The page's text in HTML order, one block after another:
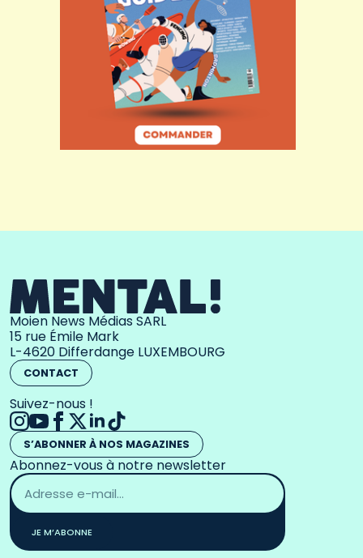
Moien News Médias SARL
15 rue Émile Mark
L-4620 Differdange LUXEMBOURG
CONTACT
Suivez-nous !
S’ABONNER À NOS MAGAZINES
Abonnez-vous à notre newsletter
Adresse
email
*
JE M’ABONNE